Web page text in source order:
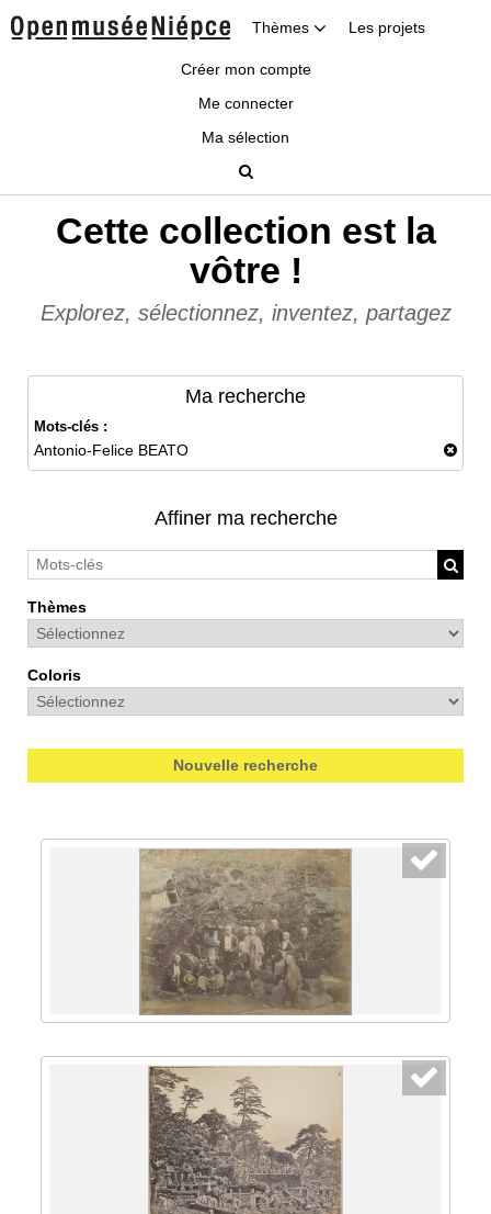
Thèmes Les projets
Créer mon compte
Me connecter
Ma sélection
Cette collection est la
vôtre !
Explorez, sélectionnez, inventez, partagez
Ma recherche
Mots-clés :
Antonio-Felice BEATO
Affiner ma recherche
Thèmes
Coloris
Nouvelle recherche